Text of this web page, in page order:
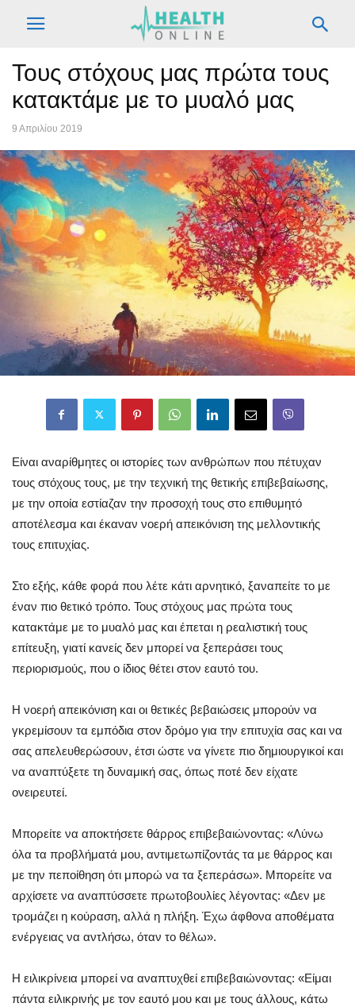
Τους στόχους μας πρώτα τους
κατακτάμε με το μυαλό μας
9 Απριλίου 2019
Είναι αναρίθμητες οι ιστορίες των ανθρώπων που πέτυχαν
τους στόχους τους, με την τεχνική της θετικής επιβεβαίωσης,
με την οποία εστίαζαν την προσοχή τους στο επιθυμητό
αποτέλεσμα και έκαναν νοερή απεικόνιση της μελλοντικής
τους επιτυχίας.
Στο εξής, κάθε φορά που λέτε κάτι αρνητικό, ξαναπείτε το με
έναν πιο θετικό τρόπο. Τους στόχους μας πρώτα τους
κατακτάμε με το μυαλό μας και έπεται η ρεαλιστική τους
επίτευξη, γιατί κανείς δεν μπορεί να ξεπεράσει τους
περιορισμούς, που ο ίδιος θέτει στον εαυτό του.
Η νοερή απεικόνιση και οι θετικές βεβαιώσεις μπορούν να
γκρεμίσουν τα εμπόδια στον δρόμο για την επιτυχία σας και να
σας απελευθερώσουν, έτσι ώστε να γίνετε πιο δημιουργικοί και
να αναπτύξετε τη δυναμική σας, όπως ποτέ δεν είχατε
ονειρευτεί.
Μπορείτε να αποκτήσετε θάρρος επιβεβαιώνοντας: «Λύνω
όλα τα προβλήματά μου, αντιμετωπίζοντάς τα με θάρρος και
με την πεποίθηση ότι μπορώ να τα ξεπεράσω». Μπορείτε να
αρχίσετε να αναπτύσσετε πρωτοβουλίες λέγοντας: «Δεν με
τρομάζει η κούραση, αλλά η πλήξη. Έχω άφθονα αποθέματα
ενέργειας να αντλήσω, όταν το θέλω».
Η ειλικρίνεια μπορεί να αναπτυχθεί επιβεβαιώνοντας: «Είμαι
πάντα ειλικρινής με τον εαυτό μου και με τους άλλους, κάτω